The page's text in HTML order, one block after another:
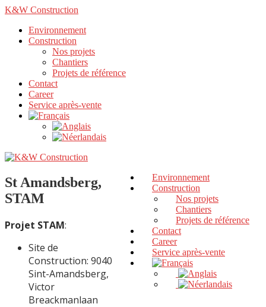
K&W Construction
Environnement
Construction
Nos projets
Chantiers
Projets de référence
Contact
Career
Service après-vente
Environnement
Construction
Nos projets
Chantiers
Projets de référence
Contact
Career
Service après-vente
St Amandsberg,
STAM
Projet STAM:
Site de
Construction: 9040
Sint-Amandsberg,
Victor
Breackmanlaan